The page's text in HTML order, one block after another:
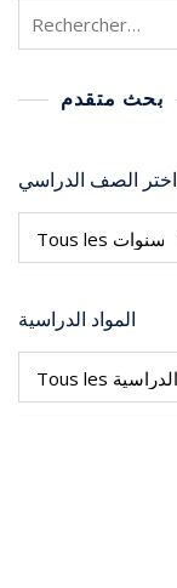
بحث متقدم
اختر الصف الدراسي
المواد الدراسية